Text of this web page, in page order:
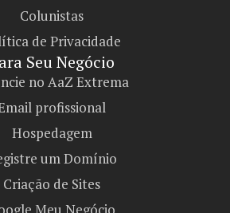
Colunistas
de Privacidade
Seu Negócio​
no AaZ Extrema
profissional
Hospedagem
um Domínio
Criação de Sites
Meu Negócio